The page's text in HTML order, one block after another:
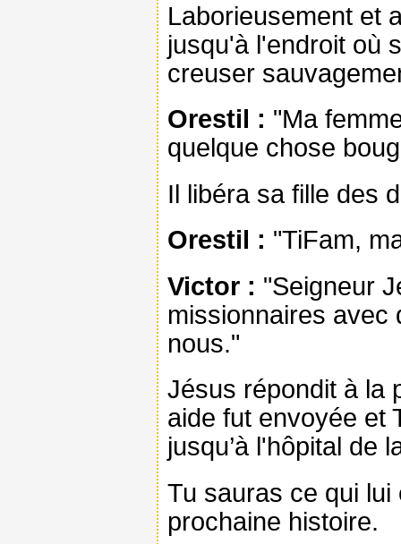
Laborieusement et
jusqu'à l'endroit où
creuser
Orestil : "Ma
quelque chose
Il libéra sa fille des
Orestil : "TiFam,
Victor : "Seigneur
missionnaires avec
nous."
Jésus répondit à la
aide fut envoyée et
jusqu’à l'hôpital de
Tu sauras ce qui
prochaine histoire.